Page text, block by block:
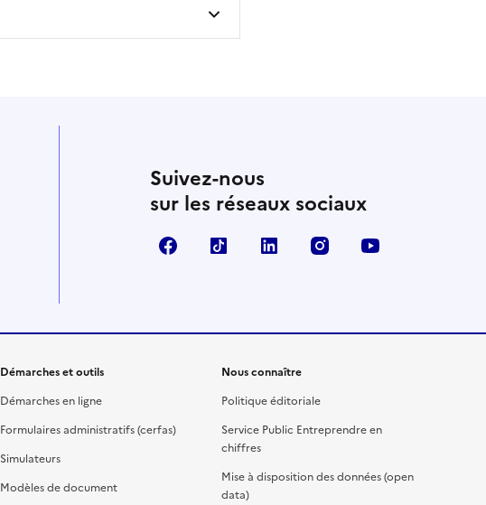
Suivez-nous
sur les réseaux sociaux
FacebookTikTok Linkedin Instagram
Démarches et outils
Démarches en ligne
Formulaires administratifs (cerfas)
Simulateurs
Modèles de document
Nous connaître
Politique éditoriale
Service Public Entreprendre en
chiffres
Mise à disposition des données (open
data)